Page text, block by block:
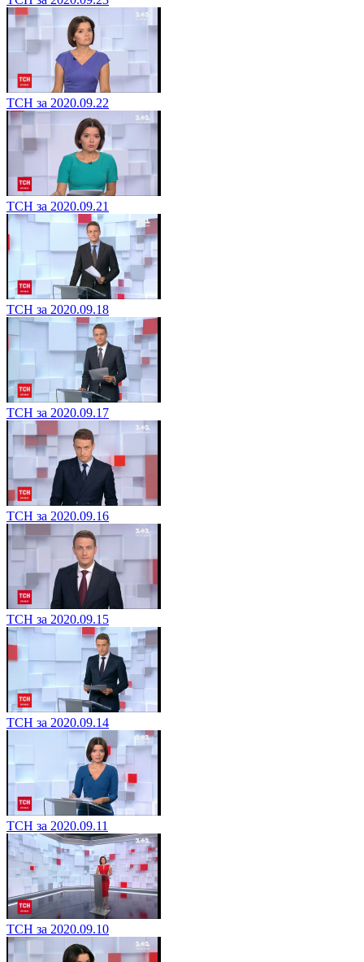
ТСН за 2020.09.22
ТСН за 2020.09.21
ТСН за 2020.09.18
ТСН за 2020.09.17
ТСН за 2020.09.16
ТСН за 2020.09.15
ТСН за 2020.09.14
ТСН за 2020.09.11
ТСН за 2020.09.10